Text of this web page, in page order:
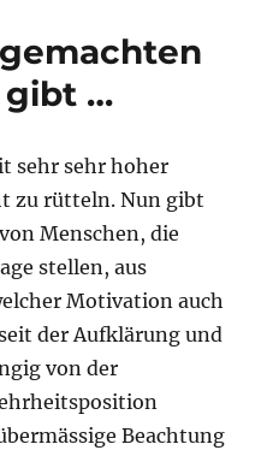
gibt …
sehr sehr hoher
zu rütteln. Nun gibt
Menschen, die
stellen, aus
Motivation auch
der Aufklärung und
von der
Beachtung